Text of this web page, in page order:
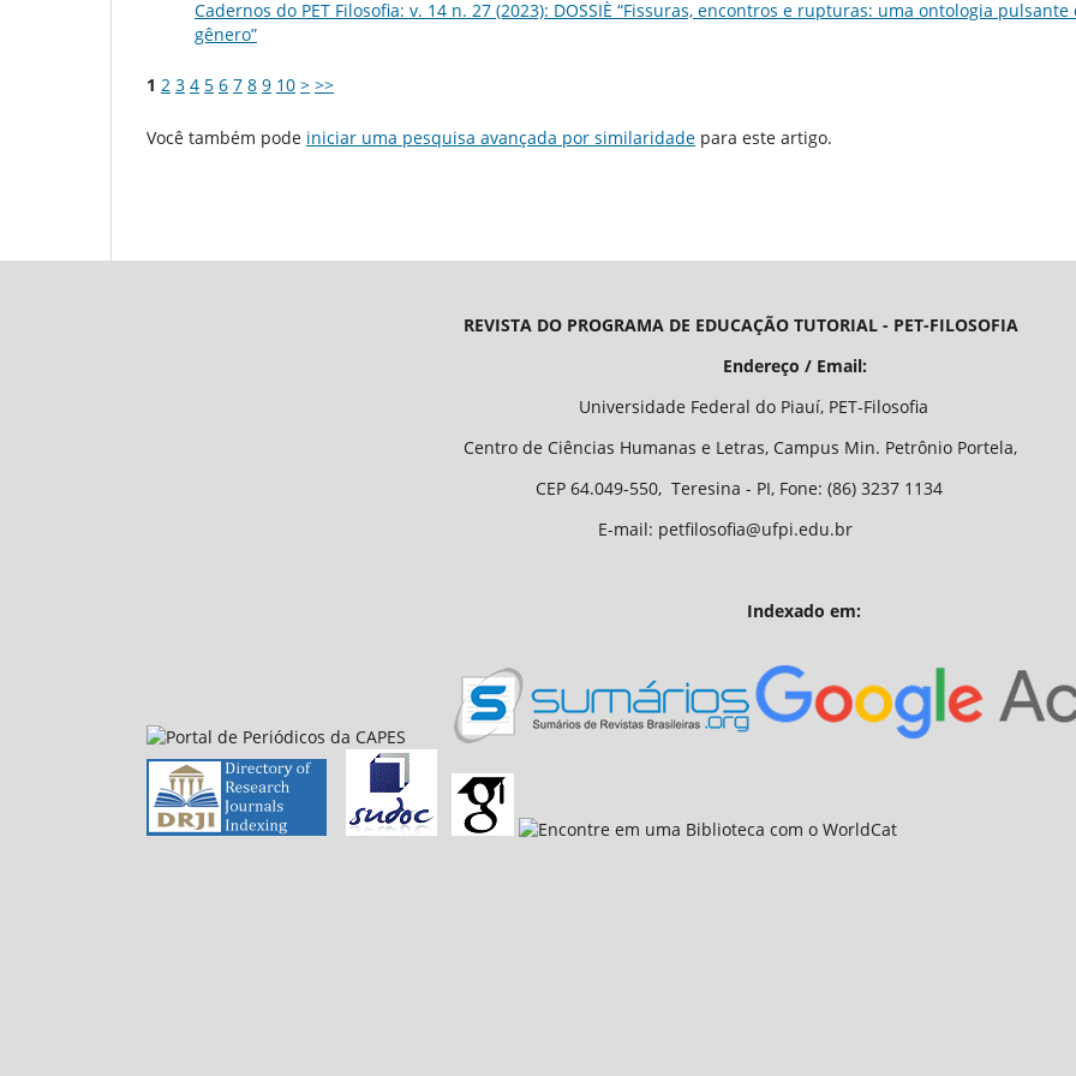
Cadernos do PET Filosofia: v. 14 n. 27 (2023): DOSSIÈ “Fissuras, encontros e rupturas: uma ontologia pulsante
gênero”
1 2 3 4 5 6 7 8 9 10 > >>
Você também pode iniciar uma pesquisa avançada por similaridade para este artigo.
REVISTA DO PROGRAMA DE EDUCAÇÃO TUTORIAL - PET-FILOSOFIA
Endereço / Email:
Universidade Federal do Piauí, PET-Filosofia
Centro de Ciências Humanas e Letras, Campus Min. Petrônio Portela,
CEP 64.049-550, Teresina - PI, Fone: (86) 3237 1134
E-mail: petfilosofia@ufpi.edu.br
Indexado em: